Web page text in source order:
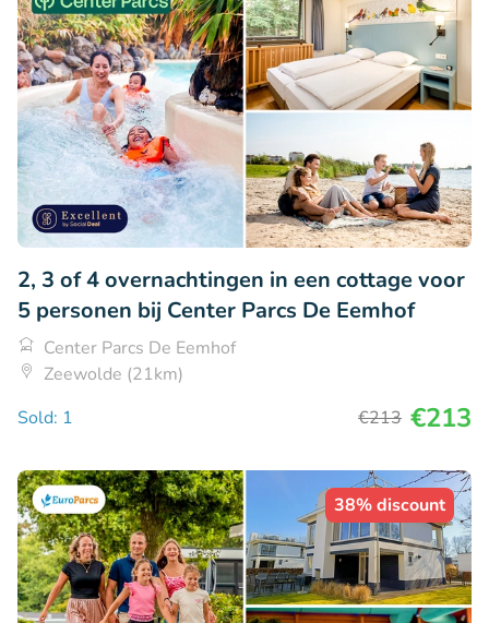
2, 3 of 4 overnachtingen in een cottage voor
5 personen bij Center Parcs De Eemhof
Center Parcs De Eemhof
Zeewolde (21km)
Sold: 1
€213 €213
38% discount